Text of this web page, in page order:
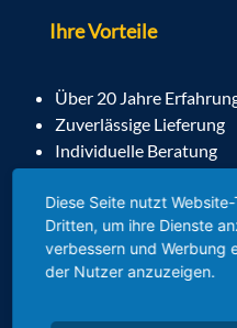
Ihre Vorteile
Über 20 Jahre
Zuverlässige Lieferung
Individuelle Beratung
info@skb-
Diese Seite nutzt
Dritten, um ihre Dienste
verbessern und Werbung
der Nutzer anzuzeigen.